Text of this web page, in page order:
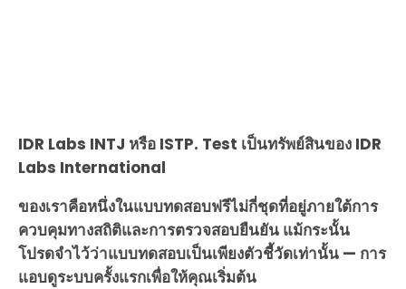
IDR Labs INTJ หรือ ISTP. Test เป็นทรัพย์สินของ IDR
Labs International
ของเราคือหนึ่งในแบบทดสอบฟรีไม่กี่ชุดที่อยู่ภายใต้การ
ควบคุมทางสถิติและการตรวจสอบยืนยัน แม้กระนั้น
โปรดจำไว้ว่าแบบทดสอบเป็นเพียงตัวชี้วัดเท่านั้น — การ
แอบดูระบบครั้งแรกเพื่อให้คุณเริ่มต้น